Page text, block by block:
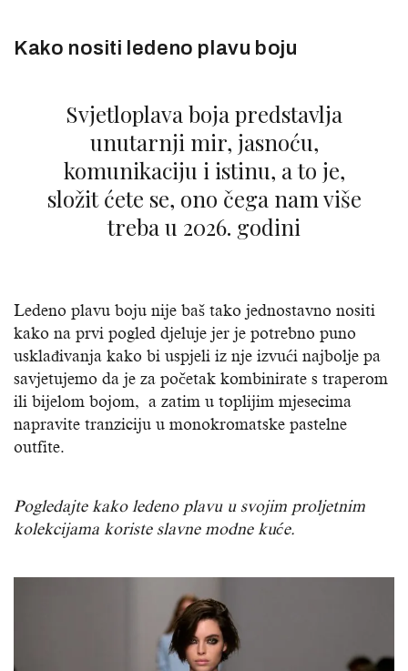
Kako nositi ledeno plavu boju
Svjetloplava boja predstavlja
unutarnji mir, jasnoću,
komunikaciju i istinu, a to je,
složit ćete se, ono čega nam više
treba u 2026. godini
Ledeno plavu boju nije baš tako jednostavno nositi
kako na prvi pogled djeluje jer je potrebno puno
usklađivanja kako bi uspjeli iz nje izvući najbolje pa
savjetujemo da je za početak kombinirate s traperom
ili bijelom bojom, a zatim u toplijim mjesecima
napravite tranziciju u monokromatske pastelne
outfite.
Pogledajte kako ledeno plavu u svojim proljetnim
kolekcijama koriste slavne modne kuće.